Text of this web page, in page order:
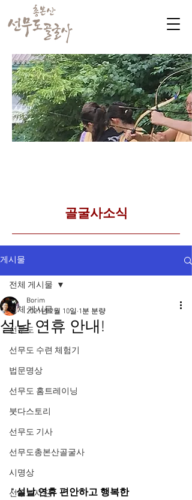
​골굴사소식
게시물
전체 게시물
선무도
선무도 수련 체험기
법문명상
선무도 홈트레이닝
붓다스토리
선무도 기사
선무도총본산골굴사
시명상
선무도사진
전체 게시물
설날 연휴 안내!
Borim
2021년 2월 10일 1분 분량
" 설날 연휴 편안하고 행복한